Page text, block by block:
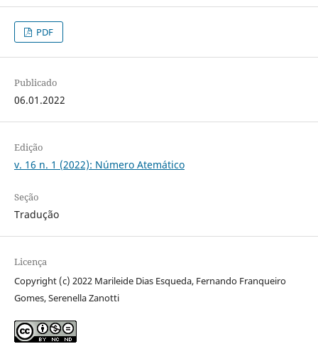
PDF
Publicado
06.01.2022
Edição
v. 16 n. 1 (2022): Número Atemático
Seção
Tradução
Licença
Copyright (c) 2022 Marileide Dias Esqueda, Fernando Franqueiro
Gomes, Serenella Zanotti